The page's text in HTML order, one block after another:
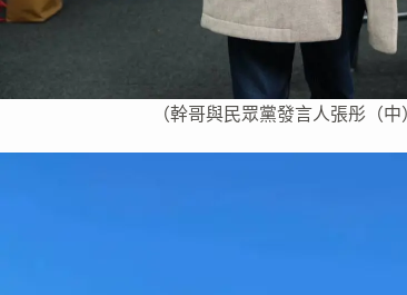
（幹哥與民眾黨發言人張彤（